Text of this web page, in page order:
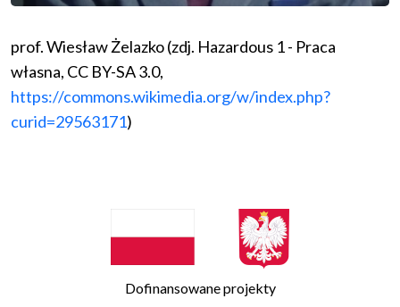
prof. Wiesław Żelazko (zdj. Hazardous 1 - Praca
własna, CC BY-SA 3.0,
https://commons.wikimedia.org/w/index.php?
curid=29563171)
Dofinansowane projekty